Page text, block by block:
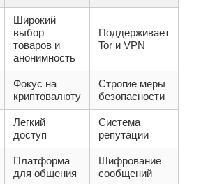
Широкий
выбор
товаров и
анонимность
Поддерживает
Tor и VPN
Фокус на
криптовалюту
Строгие меры
безопасности
Легкий
доступ
Система
репутации
Платформа
для общения
Шифрование
сообщений